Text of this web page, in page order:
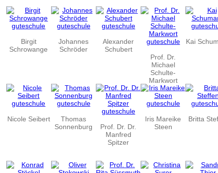
Birgit
Schrowange
Johannes
Schröder
Alexander
Schubert
Prof. Dr.
Michael
Schulte-
Markwort
Kai
Nicole Seibert
Thomas
Sonnenburg
Prof. Dr. Dr.
Manfred
Spitzer
Iris Mareike
Steen
Britta